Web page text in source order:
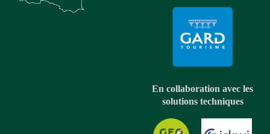
En collaboration avec les
solutions techniques